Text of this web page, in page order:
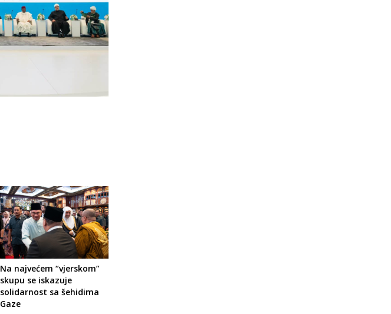
Na najvećem “vjerskom”
skupu se iskazuje
solidarnost sa šehidima
Gaze